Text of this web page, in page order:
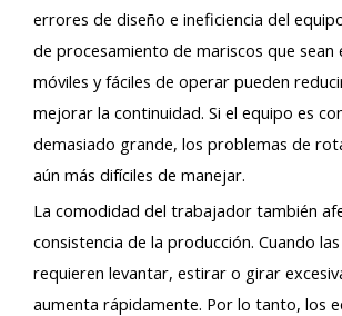
errores de diseño e ineficiencia del
de procesamiento de mariscos que sean
móviles y fáciles de operar pueden
mejorar la continuidad. Si el equipo es
demasiado grande, los problemas de
aún más difíciles de manejar.
La comodidad del trabajador también
consistencia de la producción. Cuando
requieren levantar, estirar o girar
aumenta rápidamente. Por lo tanto, los